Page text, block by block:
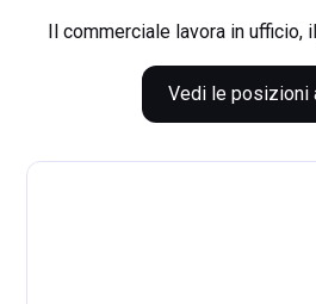
Il commerciale lavora in ufficio,
Vedi le posizioni